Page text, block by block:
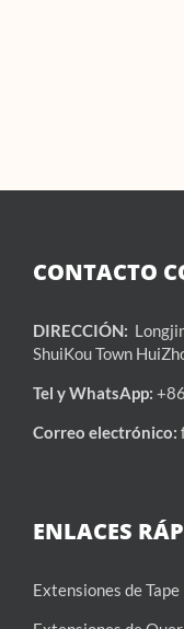
CONTACTO
DIRECCIÓN:
ShuiKou Town
Tel y WhatsApp:
Correo electrónico:
ENLACES
Extensiones de Tape